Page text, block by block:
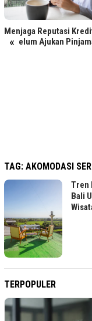
«
Menjaga Reputasi
Sebelum Ajukan
TAG: AKOMODASI
Tren
Bali
TERPOPULER